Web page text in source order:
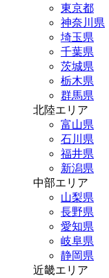
東京都
神奈川県
埼玉県
千葉県
茨城県
栃木県
群馬県
北陸エリア
富山県
石川県
福井県
新潟県
中部エリア
山梨県
長野県
愛知県
岐阜県
静岡県
近畿エリア